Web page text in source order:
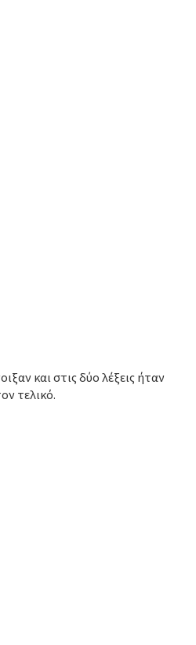
και στις δύο λέξεις ήταν
τελικό.